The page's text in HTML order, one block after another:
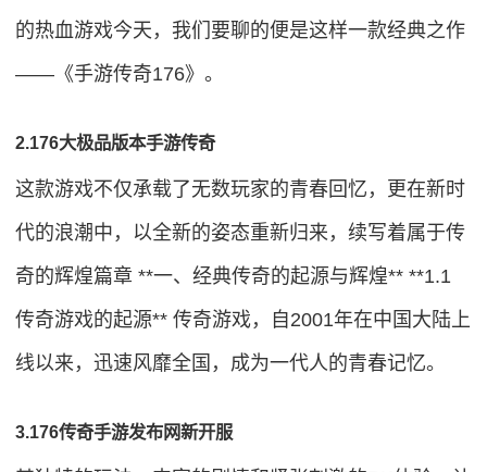
的热血游戏今天，我们要聊的便是这样一款经典之作
——《手游传奇176》。
2.176大极品版本手游传奇
这款游戏不仅承载了无数玩家的青春回忆，更在新时
代的浪潮中，以全新的姿态重新归来，续写着属于传
奇的辉煌篇章 **一、经典传奇的起源与辉煌** **1.1
传奇游戏的起源** 传奇游戏，自2001年在中国大陆上
线以来，迅速风靡全国，成为一代人的青春记忆。
3.176传奇手游发布网新开服